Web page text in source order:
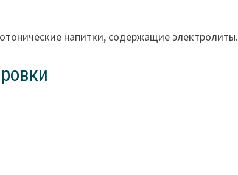
напитки, содержащие электролиты.